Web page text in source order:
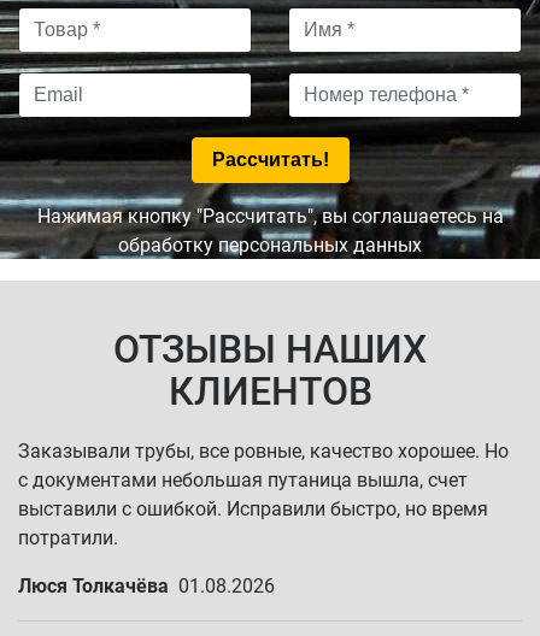
Нажимая кнопку "Рассчитать", вы соглашаетесь на
обработку персональных данных
ОТЗЫВЫ НАШИХ
КЛИЕНТОВ
Заказывали трубы, все ровные, качество хорошее. Но
с документами небольшая путаница вышла, счет
выставили с ошибкой. Исправили быстро, но время
потратили.
Люся Толкачёва 01.08.2026